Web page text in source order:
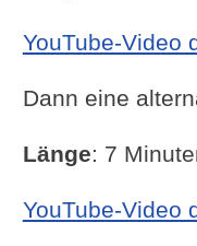
YouTube-Video
Dann eine
Länge: 7
YouTube-Video